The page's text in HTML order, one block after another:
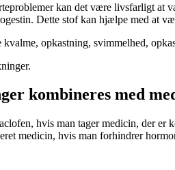
kan det være livsfarligt at
Dette stof kan hjælpe med at
opkastning, svimmelhed,
kombineres med
hvis man tager medicin, der
medicin, hvis man forhindrer